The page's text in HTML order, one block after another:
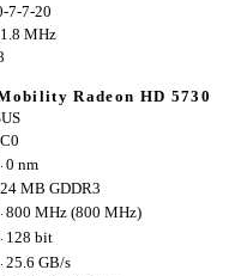
7-7-20
MHz
Radeon HD 5730
0 nm
MB GDDR3
800 MHz (800 MHz)
128 bit
25.6 GB/s